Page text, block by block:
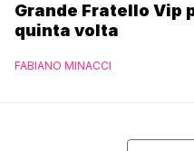
Grande Fratello Vip
quinta volta
FABIANO MINACCI